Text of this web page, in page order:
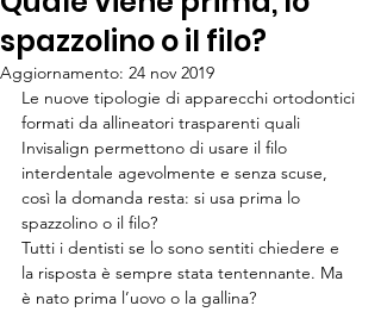
spazzolino o il filo?
Aggiornamento: 24 nov 2019
Le nuove tipologie di apparecchi ortodontici
formati da allineatori trasparenti quali
Invisalign permettono di usare il filo
interdentale agevolmente e senza scuse,
così la domanda resta: si usa prima lo
spazzolino o il filo?
Tutti i dentisti se lo sono sentiti chiedere e
la risposta è sempre stata tentennante. Ma
è nato prima l’uovo o la gallina?